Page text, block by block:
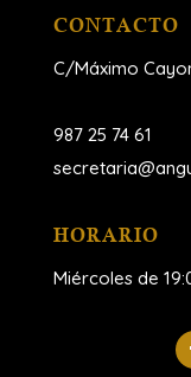
CONTACTO
C/Máximo
987 25 74 61
HORARIO
Miércoles de